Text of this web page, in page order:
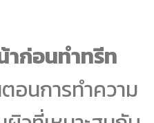
าก่อนทำทรีท
อนการทำความ